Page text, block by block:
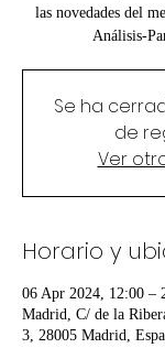
las novedades del
Análisis-
Se ha
de
Ver
Horario y
06 Apr 2024, 12:00 –
Madrid, C/ de la
3, 28005 Madrid,